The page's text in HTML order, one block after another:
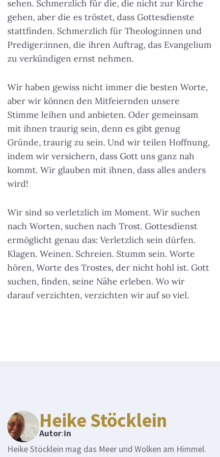
sehen. Schmerzlich für die, die nicht zur Kirche
gehen, aber die es tröstet, dass Gottesdienste
stattfinden. Schmerzlich für Theolog:innen und
Prediger:innen, die ihren Auftrag, das Evangelium
zu verkündigen ernst nehmen.
Wir haben gewiss nicht immer die besten Worte,
aber wir können den Mitfeiernden unsere
Stimme leihen und anbieten. Oder gemeinsam
mit ihnen traurig sein, denn es gibt genug
Gründe, traurig zu sein. Und wir teilen Hoffnung,
indem wir versichern, dass Gott uns ganz nah
kommt. Wir glauben mit ihnen, dass alles anders
wird!
Wir sind so verletzlich im Moment. Wir suchen
nach Worten, suchen nach Trost. Gottesdienst
ermöglicht genau das: Verletzlich sein dürfen.
Klagen. Weinen. Schreien. Stumm sein. Worte
hören, Worte des Trostes, der nicht hohl ist. Gott
suchen, finden, seine Nähe erleben. Wo wir
darauf verzichten, verzichten wir auf so viel.
Heike Stöcklein
Autor:in
Heike Stöcklein mag das Meer und Wolken am Himmel.